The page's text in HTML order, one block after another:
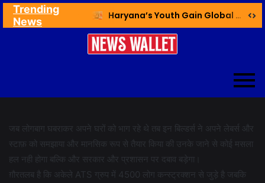
Trending
News
Haryana’s Youth Gain Global Healthcare Career Boost Through New Skilling Partnership
जब लोगबाग घबराकर अपने घरों को भाग रहे थे तब इन बिल्डर्स ने अपने लेबर्स और
स्टाफ़ को समझाया और मानसिक रूप से तैयार किया की उनके जाने से कोई मसला
हल नही होगा बल्कि और सरकार और प्रशासन पर दबाव बड़ेगा।
ग़ौरतलब है कि अकेले ATS ग्रुप में 4500 लोग कन्स्ट्रक्शन से जुड़े है जबकि